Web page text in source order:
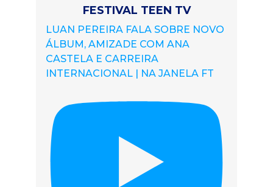
FESTIVAL TEEN TV
LUAN PEREIRA FALA SOBRE NOVO
ÁLBUM, AMIZADE COM ANA
CASTELA E CARREIRA
INTERNACIONAL | NA JANELA FT